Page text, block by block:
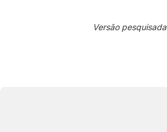
Versão pesquisada